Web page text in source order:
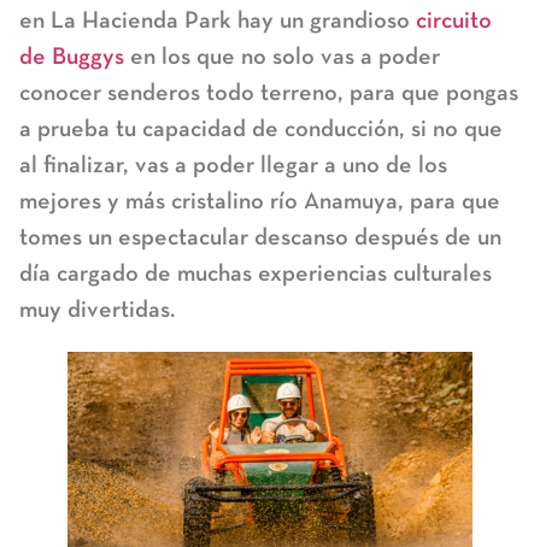
en La Hacienda Park hay un grandioso circuito
de Buggys en los que no solo vas a poder
conocer senderos todo terreno, para que pongas
a prueba tu capacidad de conducción, si no que
al finalizar, vas a poder llegar a uno de los
mejores y más cristalino río Anamuya, para que
tomes un espectacular descanso después de un
día cargado de muchas experiencias culturales
muy divertidas.